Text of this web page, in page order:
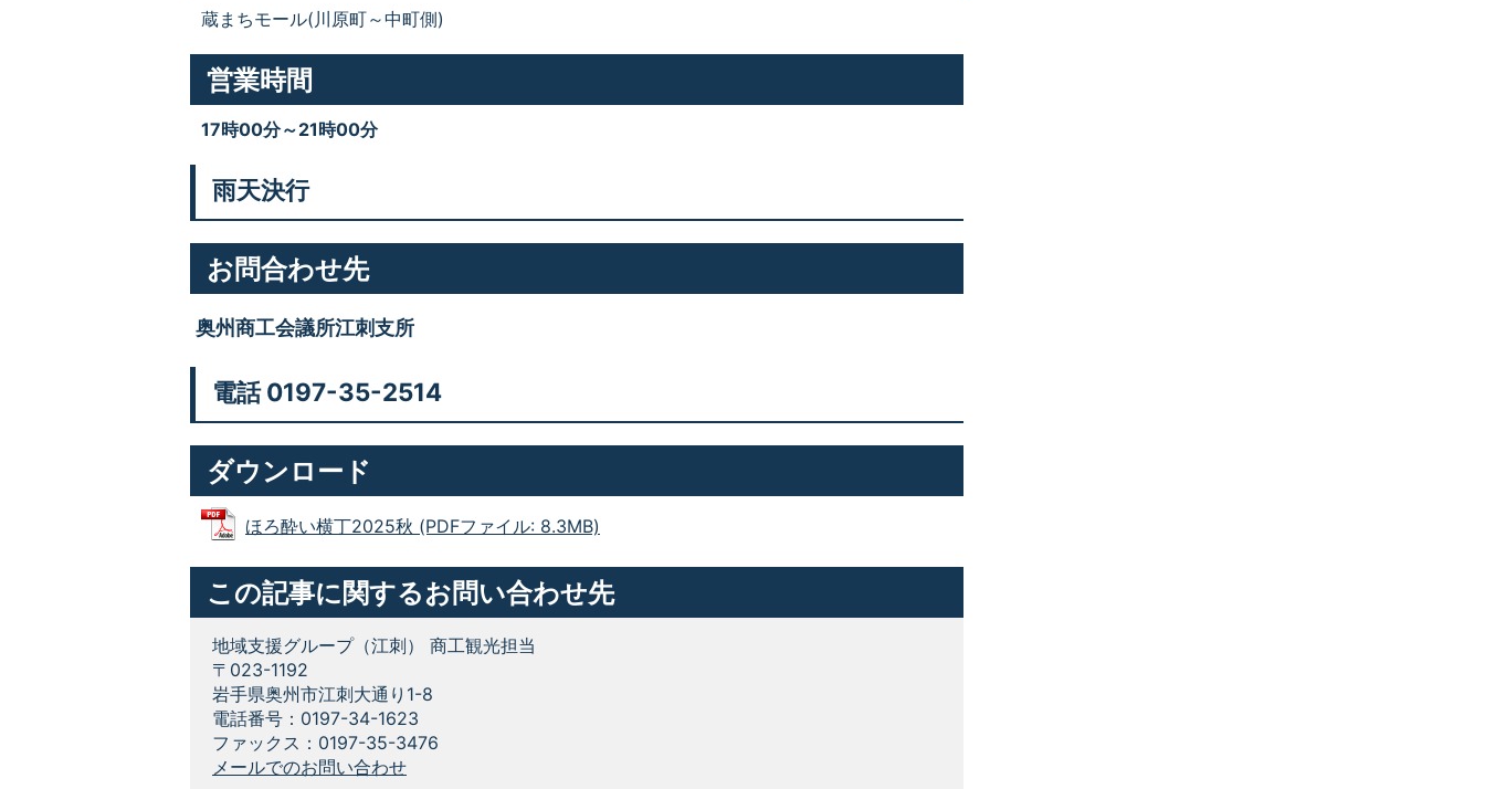
蔵まちモール(川原町～中町側)
営業時間
17時00分～21時00分
雨天決行
お問合わせ先
奥州商工会議所江刺支所
電話 0197-35-2514
ダウンロード
ほろ酔い横丁2025秋 (PDFファイル: 8.3MB)
この記事に関するお問い合わせ先
地域支援グループ（江刺） 商工観光担当
〒023-1192
岩手県奥州市江刺大通り1-8
電話番号：0197-34-1623
ファックス：0197-35-3476
メールでのお問い合わせ